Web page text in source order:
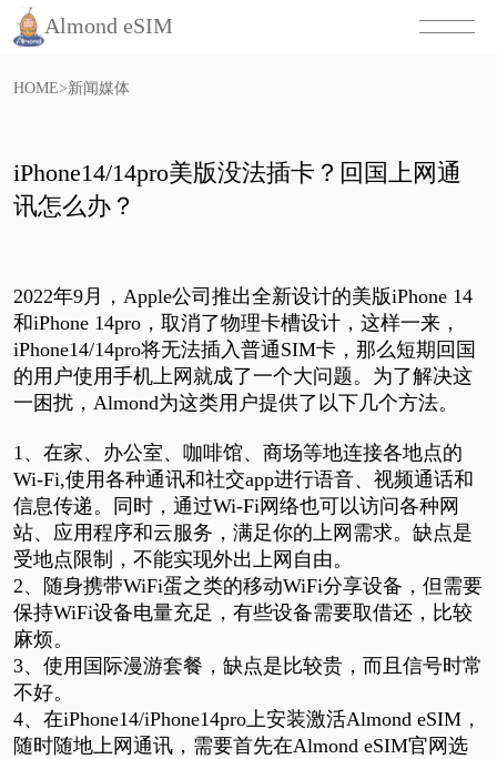
Almond eSIM
HOME>新闻媒体
iPhone14/14pro美版没法插卡？回国上网通
讯怎么办？
2022年9月，Apple公司推出全新设计的美版iPhone 14
和iPhone 14pro，取消了物理卡槽设计，这样一来，
iPhone14/14pro将无法插入普通SIM卡，那么短期回国
的用户使用手机上网就成了一个大问题。为了解决这
一困扰，Almond为这类用户提供了以下几个方法。
1、在家、办公室、咖啡馆、商场等地连接各地点的
Wi-Fi,使用各种通讯和社交app进行语音、视频通话和
信息传递。同时，通过Wi-Fi网络也可以访问各种网
站、应用程序和云服务，满足你的上网需求。缺点是
受地点限制，不能实现外出上网自由。
2、随身携带WiFi蛋之类的移动WiFi分享设备，但需要
保持WiFi设备电量充足，有些设备需要取借还，比较
麻烦。
3、使用国际漫游套餐，缺点是比较贵，而且信号时常
不好。
4、在iPhone14/iPhone14pro上安装激活Almond eSIM，
随时随地上网通讯，需要首先在Almond eSIM官网选